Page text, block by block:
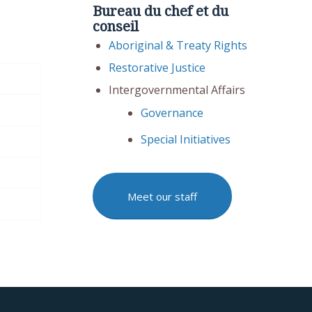
Bureau du chef et du
conseil
Aboriginal & Treaty Rights
Restorative Justice
Intergovernmental Affairs
Governance
Special Initiatives
Meet our staff